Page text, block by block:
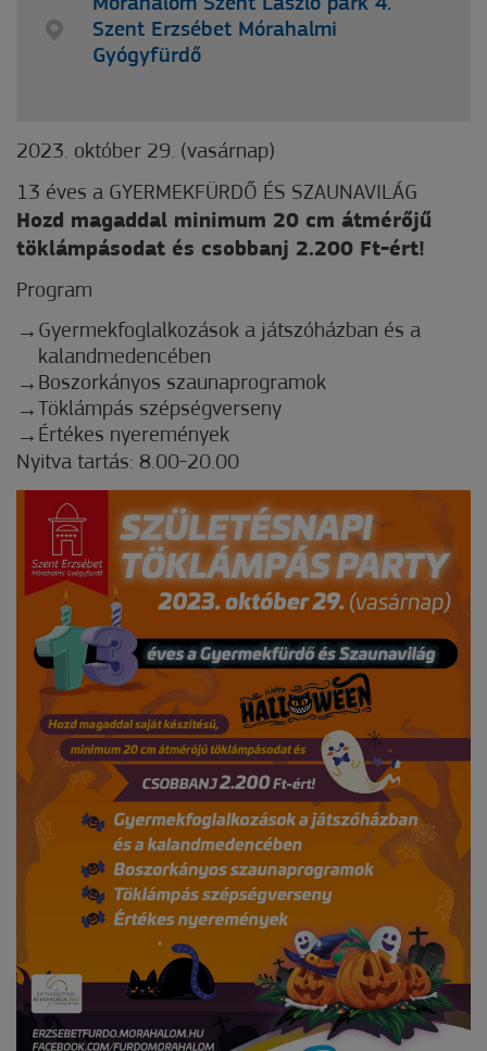
Mórahalom Szent László park 4.
Szent Erzsébet Mórahalmi
Gyógyfürdő
2023. október 29. (vasárnap)
13 éves a GYERMEKFÜRDŐ ÉS SZAUNAVILÁG
Hozd magaddal minimum 20 cm átmérőjű
töklámpásodat és csobbanj 2.200 Ft-ért!
Program
Gyermekfoglalkozások a játszóházban és a
kalandmedencében
Boszorkányos szaunaprogramok
Töklámpás szépségverseny
Értékes nyeremények
Nyitva tartás: 8.00-20.00